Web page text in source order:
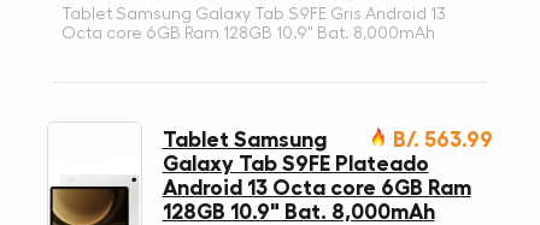
Tablet Samsung Galaxy Tab S9FE Gris Android 13
Octa core 6GB Ram 128GB 10.9" Bat. 8,000mAh
B/. 563.99
Tablet Samsung
Galaxy Tab S9FE Plateado
Android 13 Octa core 6GB Ram
128GB 10.9" Bat. 8,000mAh